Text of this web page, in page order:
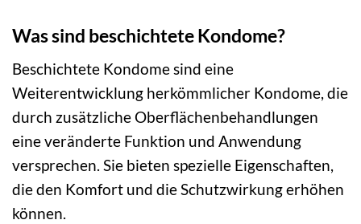
Was sind beschichtete Kondome?
Beschichtete Kondome sind eine
Weiterentwicklung herkömmlicher Kondome, die
durch zusätzliche Oberflächenbehandlungen
eine veränderte Funktion und Anwendung
versprechen. Sie bieten spezielle Eigenschaften,
die den Komfort und die Schutzwirkung erhöhen
können.